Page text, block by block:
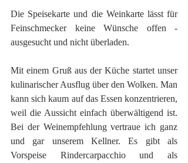
Die Speisekarte und die Weinkarte lässt für
Feinschmecker keine Wünsche offen -
ausgesucht und nicht überladen.
Mit einem Gruß aus der Küche startet unser
kulinarischer Ausflug über den Wolken. Man
kann sich kaum auf das Essen konzentrieren,
weil die Aussicht einfach überwältigend ist.
Bei der Weinempfehlung vertraue ich ganz
und gar unserem Kellner. Es gibt als
Vorspeise Rindercarpacchio und als